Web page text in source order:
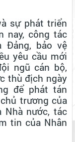
sự phát triển
nay, công tác
Đảng, bảo vệ
yêu cầu mới
ngũ cán bộ,
thù địch ngày
để phát tán
trương của
Nhà nước, tác
tin của Nhân